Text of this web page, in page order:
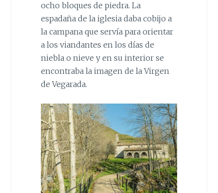
ocho bloques de piedra. La
espadaña de la iglesia daba cobijo a
la campana que servía para orientar
a los viandantes en los días de
niebla o nieve y en su interior se
encontraba la imagen de la Virgen
de Vegarada.